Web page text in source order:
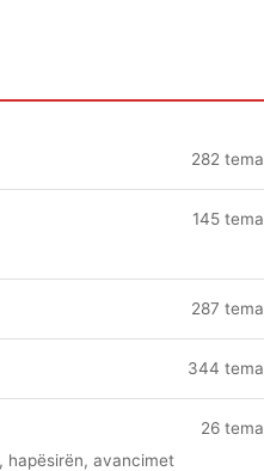
282 tema
145 tema
287 tema
344 tema
26 tema
hapësirën, avancimet